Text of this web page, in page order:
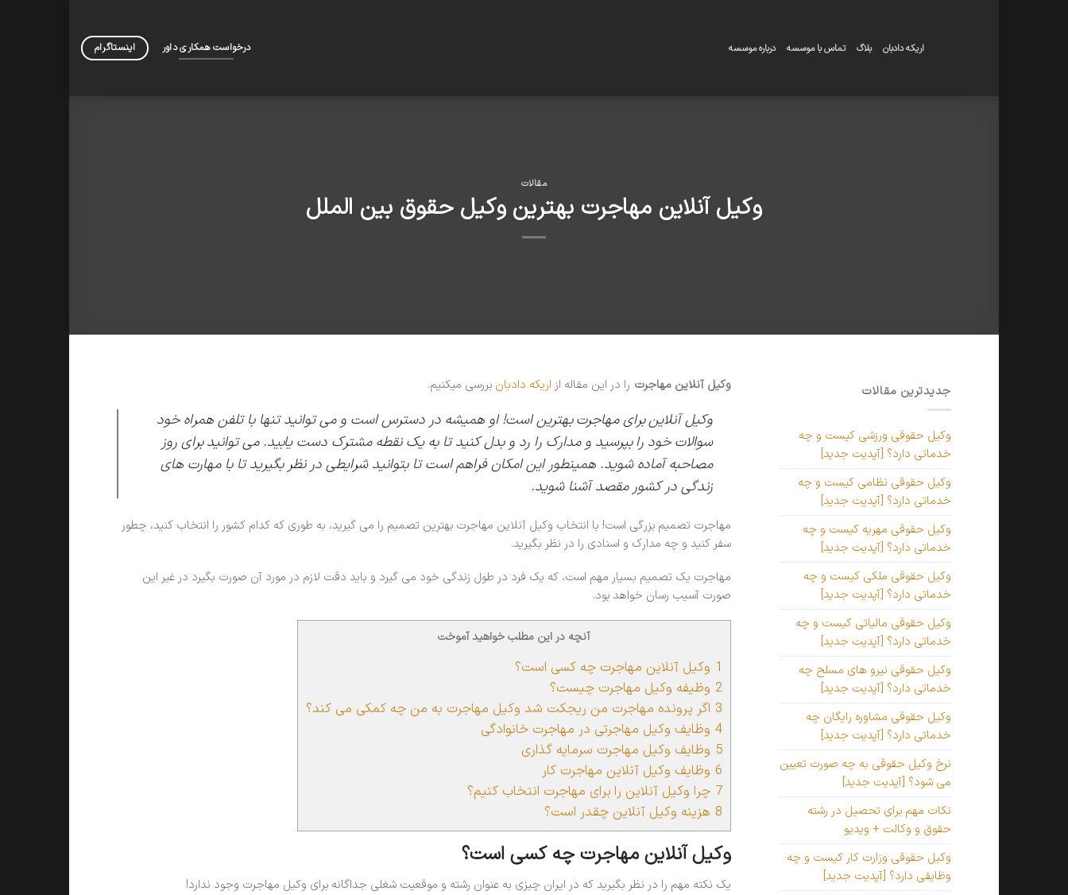
اریکه دادبان بلاگ تماس با موسسه درباره موسسه درخواست همکاری داور اینستاگرام
مقالات
وکیل آنلاین مهاجرت بهترین وکیل حقوق بین الملل
جدیدترین مقالات
وکیل حقوقی ورزشی کیست و چه
خدماتی دارد؟ [آپدیت جدید]
وکیل حقوقی نظامی کیست و چه
خدماتی دارد؟ [آپدیت جدید]
وکیل حقوقی مهریه کیست و چه
خدماتی دارد؟ [آپدیت جدید]
وکیل حقوقی ملکی کیست و چه
خدماتی دارد؟ [آپدیت جدید]
وکیل حقوقی مالیاتی کیست و چه
خدماتی دارد؟ [آپدیت جدید]
وکیل حقوقی نیرو های مسلح چه
خدماتی دارد؟ [آپدیت جدید]
وکیل حقوقی مشاوره رایگان چه
خدماتی دارد؟ [آپدیت جدید]
نرخ وکیل حقوقی به چه صورت تعیین
می شود؟ [آپدیت جدید]
نکات مهم برای تحصیل در رشته
حقوق و وکالت + ویدیو
وکیل حقوقی وزارت کار کیست و چه
وظایفی دارد؟ [آپدیت جدید]
وکیل آنلاین مهاجرت را در این مقاله از اریکه دادبان بررسی میکنیم.
وکیل آنلاین برای مهاجرتبهترین است! او همیشه در دسترس است و می توانید تنها با تلفن همراه خود
سوالات خود را بپرسید و مدارک را رد و بدل کنید تا به یک نقطه مشترک دست یابید. می توانید برای روز
مصاحبه آماده شوید. همینطور این امکان فراهم است تا بتوانید شرایطی در نظر بگیرید تا با مهارت های
زندگی در کشور مقصد آشنا شوید.
مهاجرت تصمیم بزرگی است! با انتخاب وکیل آنلاین مهاجرت بهترین تصمیم را می گیرید، به طوری که کدام کشور را انتخاب کنید، چطور
سفر کنید و چه مدارک و اسنادی را در نظر بگیرید.
مهاجرت یک تصمیم بسیار مهم است، که یک فرد در طول زندگی خود می گیرد و باید دقت لازم در مورد آن صورت بگیرد در غیر این
صورت آسیب رسان خواهد بود.
آنچه در این مطلب خواهید آموخت
1 وکیل آنلاین مهاجرت چه کسی است؟
2 وظیفه وکیل مهاجرت چیست؟
3 اگر پرونده مهاجرت من ریجکت شد وکیل مهاجرت به من چه کمکی می کند؟
4 وظایف وکیل مهاجرتی در مهاجرت خانوادگی
5 وظایف وکیل مهاجرت سرمایه گذاری
6 وظایف وکیل آنلاین مهاجرت کار
7 چرا وکیل آنلاین را برای مهاجرت انتخاب کنیم؟
8 هزینه وکیل آنلاین چقدر است؟
وکیل آنلاین مهاجرت چه کسی است؟
یک نکته مهم را در نظر بگیرید که در ایران چیزی به عنوان رشته و موقعیت شغلی جداگانه برای وکیل مهاجرت وجود ندارد!